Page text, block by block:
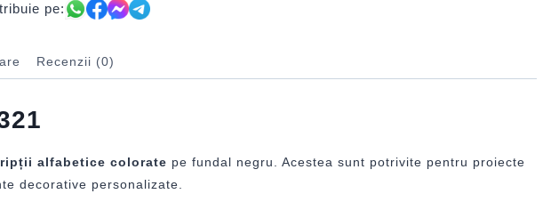
pe:
Recenzii (0)
alfabetice colorate pe fundal negru. Acestea sunt potrivite pentru proiecte
decorative personalizate.